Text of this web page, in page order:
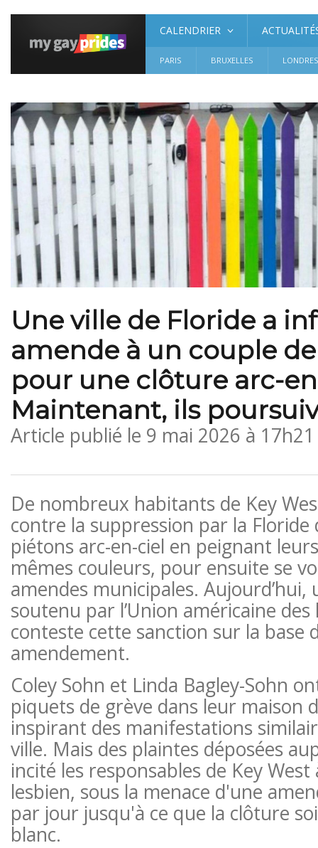
CALENDRIER
PARIS BRUXELLES LONDRES
Une ville de Floride a
amende à un couple
pour une clôture arc-
Maintenant, ils
Article publié le 9 mai 2026 à 17h21
De nombreux habitants de Key
contre la suppression par la
piétons arc-en-ciel en peignant
mêmes couleurs, pour ensuite se
amendes municipales. Aujourd’hui,
soutenu par l’Union américaine des
conteste cette sanction sur la base
amendement.
Coley Sohn et Linda Bagley-Sohn
piquets de grève dans leur maison
inspirant des manifestations
ville. Mais des plaintes déposées
incité les responsables de Key
lesbien, sous la menace d'une
par jour jusqu'à ce que la clôture
blanc.